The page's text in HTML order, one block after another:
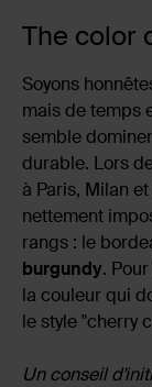
The color
Soyons
mais de temps
semble
durable. Lors
à Paris, Milan
nettement
rangs : le
burgundy.
la couleur qui
le style "cherry
Un conseil